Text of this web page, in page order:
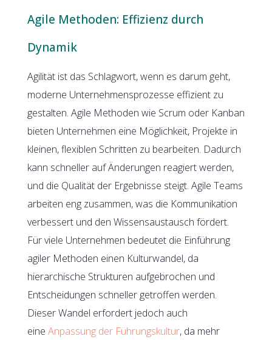
Agile Methoden: Effizienz durch
Dynamik
Agilität ist das Schlagwort, wenn es darum geht,
moderne Unternehmensprozesse effizient zu
gestalten. Agile Methoden wie Scrum oder Kanban
bieten Unternehmen eine Möglichkeit, Projekte in
kleinen, flexiblen Schritten zu bearbeiten. Dadurch
kann schneller auf Änderungen reagiert werden,
und die Qualität der Ergebnisse steigt. Agile Teams
arbeiten eng zusammen, was die Kommunikation
verbessert und den Wissensaustausch fördert.
Für viele Unternehmen bedeutet die Einführung
agiler Methoden einen Kulturwandel, da
hierarchische Strukturen aufgebrochen und
Entscheidungen schneller getroffen werden.
Dieser Wandel erfordert jedoch auch
eine Anpassung der Führungskultur, da mehr